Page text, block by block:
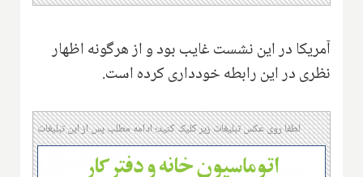
آمریکا در این نشست غایب بود و از هرگونه اظهار
نظری در این رابطه خودداری کرده است.
لطفا روی عکس تبلیغات زیر کلیک کنید؛ ادامه مطلب پس از این تبلیغات